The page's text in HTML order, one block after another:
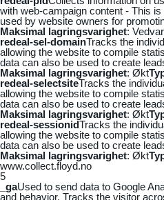
with web-campaign content - This
used by website owners for
Maksimal lagringsvarighet:
redeal-sel-domainTracks the
allowing the website to compile
data can also be used to create
Maksimal lagringsvarighet: Økt
redeal-selectsiteTracks the
allowing the website to compile
data can also be used to create
Maksimal lagringsvarighet: Økt
redeal-sessionidTracks the
allowing the website to compile
data can also be used to create
Maksimal lagringsvarighet: Økt
www.collect.floyd.no
5
_gaUsed to send data to Google
and behavior. Tracks the visitor